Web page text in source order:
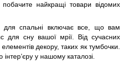
найкращі товари відомих
для спальні включає все, що вам
для сну вашої мрії. Від сучасних
декору, таких як тумбочки.
у нашому каталозі.